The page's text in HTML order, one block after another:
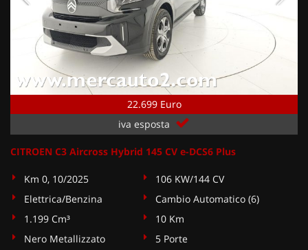
22.699 Euro
iva esposta
CITROEN C3 Aircross Hybrid 145 CV e-DCS6 Plus
Km 0, 10/2025
106 KW/144 CV
Elettrica/Benzina
Cambio Automatico (6)
1.199 Cm³
10 Km
Nero Metallizzato
5 Porte